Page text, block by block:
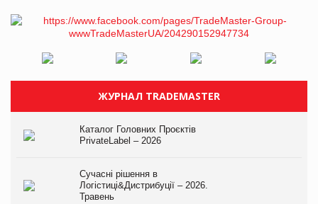
ЖУРНАЛ TRADEMASTER
Каталог Головних Проєктів
PrivateLabel – 2026
Сучасні рішення в
Логістиці&Дистрибуції – 2026.
Травень